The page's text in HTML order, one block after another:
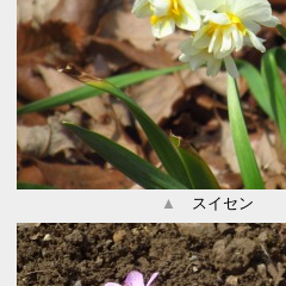
▲ スイセン